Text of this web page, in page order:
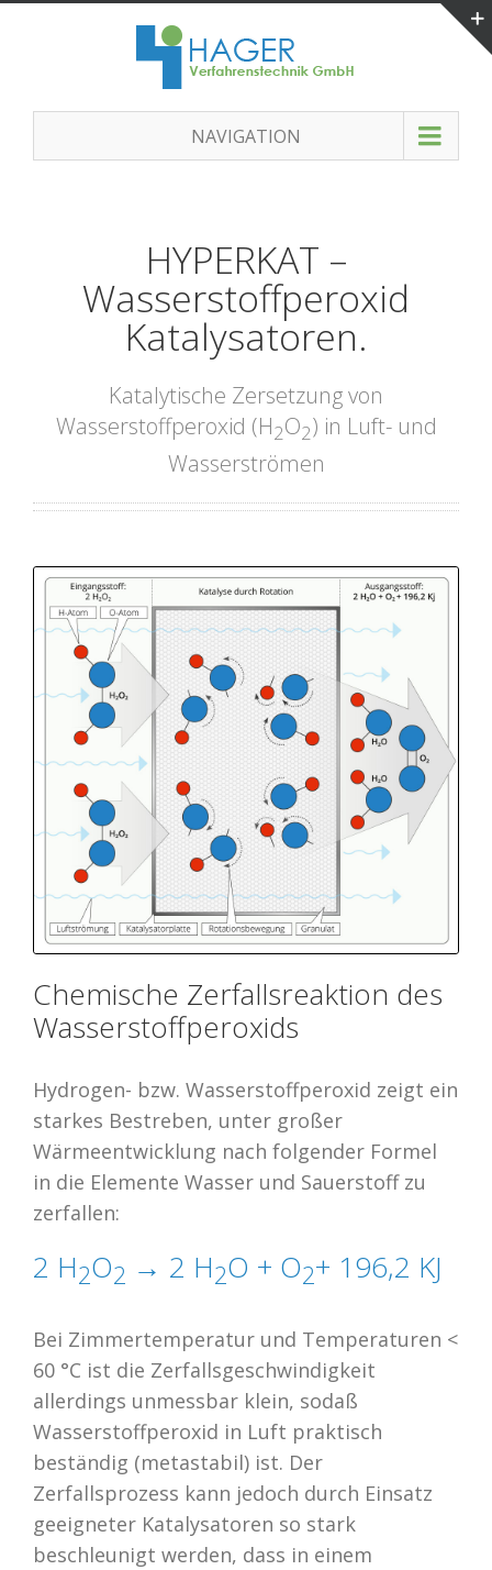
NAVIGATION
HYPERKAT –
Wasserstoffperoxid
Katalysatoren.
Katalytische Zersetzung von
Wasserstoffperoxid (H2O2) in Luft- und
Wasserströmen
Chemische Zerfallsreaktion des
Wasserstoffperoxids
Hydrogen- bzw. Wasserstoffperoxid zeigt ein
starkes Bestreben, unter großer
Wärmeentwicklung nach folgender Formel
in die Elemente Wasser und Sauerstoff zu
zerfallen:
2 H2O2 → 2 H2O + O2+ 196,2 KJ
Bei Zimmertemperatur und Temperaturen <
60 °C ist die Zerfallsgeschwindigkeit
allerdings unmessbar klein, sodaß
Wasserstoffperoxid in Luft praktisch
beständig (metastabil) ist. Der
Zerfallsprozess kann jedoch durch Einsatz
geeigneter Katalysatoren so stark
beschleunigt werden, dass in einem